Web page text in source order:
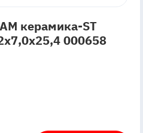
керамика-ST
000658